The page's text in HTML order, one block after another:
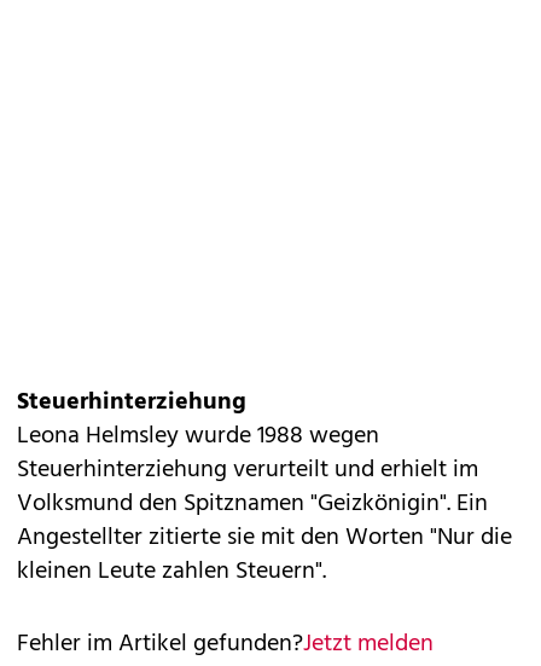
Steuerhinterziehung
Leona Helmsley wurde 1988 wegen
Steuerhinterziehung verurteilt und erhielt im
Volksmund den Spitznamen "Geizkönigin". Ein
Angestellter zitierte sie mit den Worten "Nur die
kleinen Leute zahlen Steuern".
Fehler im Artikel gefunden?Jetzt melden